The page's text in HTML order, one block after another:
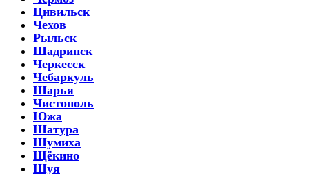
Цивильск
Чехов
Рыльск
Шадринск
Черкесск
Чебаркуль
Шарья
Чистополь
Южа
Шатура
Шумиха
Щёкино
Шуя